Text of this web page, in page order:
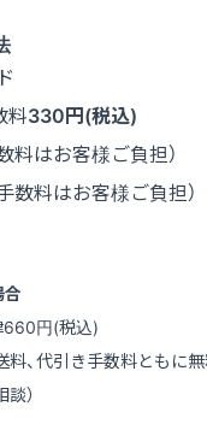
料330円(税込)
料はお客様ご負担）
数料はお客様ご負担）
円(税込)
、代引き手数料ともに無
）